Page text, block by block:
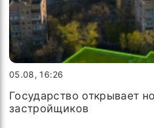
05.08, 16:26
Государство открывает
застройщиков